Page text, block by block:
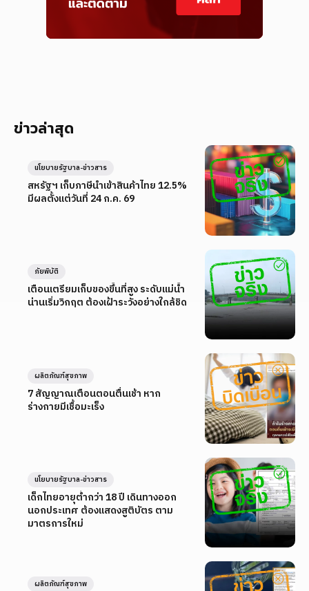
ข่าวล่าสุด
สหรัฐฯ เก็บภาษีนำเข้าสินค้าไทย 12.5%
มีผลตั้งแต่วันที่ 24 ก.ค. 69
นโยบายรัฐบาล-ข่าวสาร
เตือนเตรียมเก็บของขึ้นที่สูง ระดับแม่น้ำ
น่านเริ่มวิกฤต ต้องเฝ้าระวังอย่างใกล้ชิด
ภัยพิบัติ
7 สัญญาณเตือนตอนตื่นเช้า หาก
ร่างกายมีเชื้อมะเร็ง
ผลิตภัณฑ์สุขภาพ
เด็กไทยอายุต่ำกว่า 18 ปี เดินทางออก
นอกประเทศ ต้องแสดงสูติบัตร ตาม
มาตรการใหม่
นโยบายรัฐบาล-ข่าวสาร
ผลิตภัณฑ์สุขภาพ